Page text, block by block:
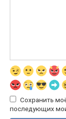
Сохранить
последующих